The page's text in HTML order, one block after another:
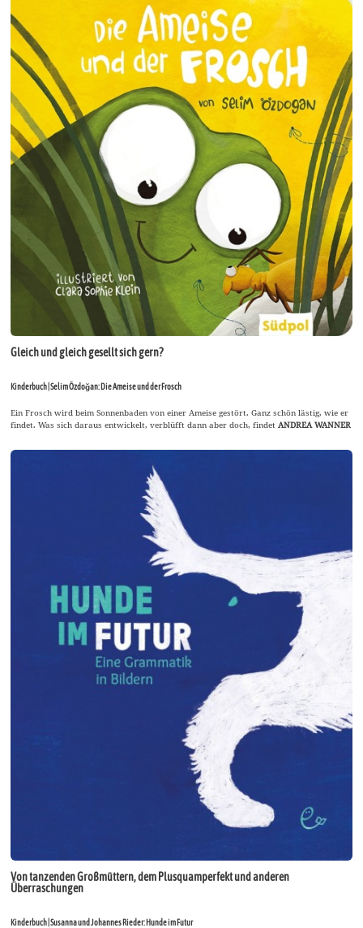
Gleich und gleich gesellt sich gern?
Kinderbuch | Selim Özdoğan: Die Ameise und der Frosch
Ein Frosch wird beim Sonnenbaden von einer Ameise gestört. Ganz schön lästig, wie er
findet. Was sich daraus entwickelt, verblüfft dann aber doch, findetANDREA WANNER
Von tanzenden Großmüttern, dem Plusquamperfekt und anderen
Überraschungen
Kinderbuch | Susanna und Johannes Rieder: Hunde im Futur